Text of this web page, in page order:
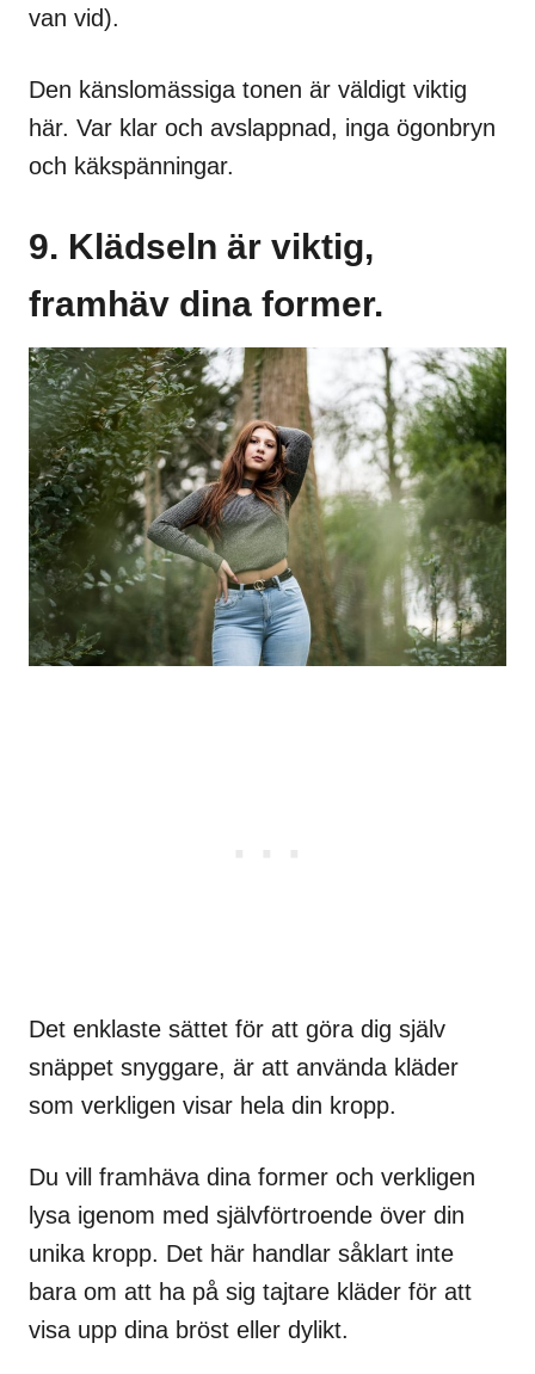
van vid).
Den känslomässiga tonen är väldigt viktig
här. Var klar och avslappnad, inga ögonbryn
och käkspänningar.
9. Klädseln är viktig,
framhäv dina former.
Det enklaste sättet för att göra dig själv
snäppet snyggare, är att använda kläder
som verkligen visar hela din kropp.
Du vill framhäva dina former och verkligen
lysa igenom med självförtroende över din
unika kropp. Det här handlar såklart inte
bara om att ha på sig tajtare kläder för att
visa upp dina bröst eller dylikt.